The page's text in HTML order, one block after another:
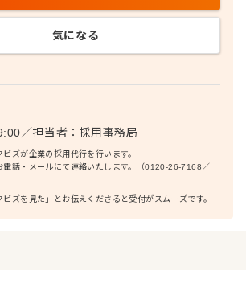
／担当者： 採用事務局
ズが企業の採用代行を行います。
電話・メールにて連絡いたします。（0120-26-7168／
ズを見た」とお伝えくださると受付がスムーズです。
気になる